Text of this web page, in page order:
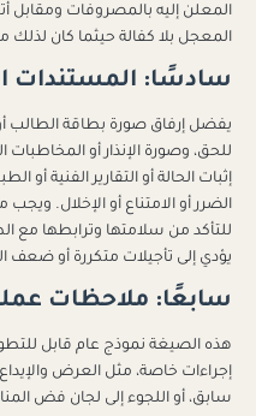
المعلن إليه بالمصروفات ومقابل
المعجل بلا كفالة حيثما كان لذلك
سادسًا: المستندات
يفضل إرفاق صورة بطاقة الطالب
للحق، وصورة الإنذار أو
إثبات الحالة أو التقارير الفنية
الضرر أو الامتناع أو الإخلال.
للتأكد من سلامتها وترابطها مع
يؤدي إلى تأجيلات متكررة أو ضعف
سابعًا: ملاحظات
هذه الصيغة نموذج عام قابل
إجراءات خاصة، مثل العرض
سابق، أو اللجوء إلى لجان فض